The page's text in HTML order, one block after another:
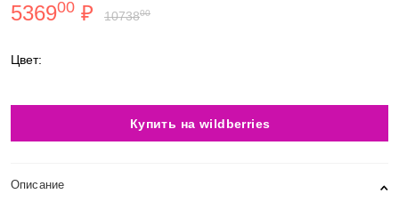
536900 ₽ 1073800
Цвет:
Купить на wildberries
Описание